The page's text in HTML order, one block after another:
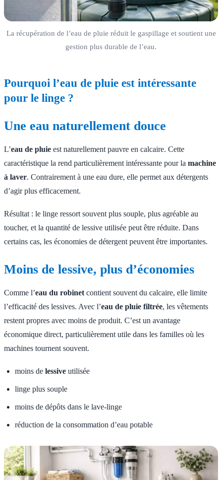
La récupération de l’eau de pluie réduit le gaspillage et soutient une
gestion plus durable de l’eau.
Pourquoi l’eau de pluie est intéressante
pour le linge ?
Une eau naturellement douce
L’eau de pluie est naturellement pauvre en calcaire. Cette
caractéristique la rend particulièrement intéressante pour la machine
à laver. Contrairement à une eau dure, elle permet aux détergents
d’agir plus efficacement.
Résultat : le linge ressort souvent plus souple, plus agréable au
toucher, et la quantité de lessive utilisée peut être réduite. Dans
certains cas, les économies de détergent peuvent être importantes.
Moins de lessive, plus d’économies
Comme l’eau du robinet contient souvent du calcaire, elle limite
l’efficacité des lessives. Avec l’eau de pluie filtrée, les vêtements
restent propres avec moins de produit. C’est un avantage
économique direct, particulièrement utile dans les familles où les
machines tournent souvent.
moins de lessive utilisée
linge plus souple
moins de dépôts dans le lave-linge
réduction de la consommation d’eau potable